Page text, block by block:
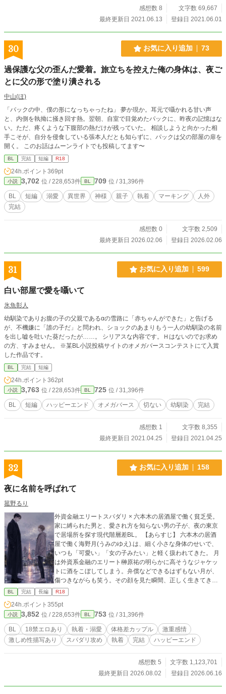
感想数 8
文字数 69,667
最終更新日 2021.06.13
登録日 2021.06.01
30 お気に入り追加 73
過保護な父の歪んだ愛着。旅立ちを控えた俺の身体は、夜ご
とに父の形で塗り潰される
中山(ほ)
「パックの中、僕の形になっちゃったね」 夢か現か。耳元で囁かれる甘い声
と、内側を執拗に掻き回す熱。翌朝、自室で目覚めたパックに、昨夜の記憶はな
い。ただ、疼くような下腹部の熱だけが残っていた。 相談しようと向かった相
手こそが、自分を侵食している張本人だとも知らずに、パックは父の部屋の扉を
開く。 このお話はムーンライトでも投稿してます〜
BL 完結 短編 R18
24h.ポイント 369pt
小説 3,702 位 / 228,653件 BL 709 位 / 31,396件
BL 短編 溺愛 異世界 神様 親子 執着 マーキング
人外
完結
感想数 0
文字数 2,509
最終更新日 2026.02.06
登録日 2026.02.06
31 お気に入り追加 599
白い部屋で愛を囁いて
氷魚彰人
幼馴染でありお腹の子の父親であるαの雪路に「赤ちゃんができた」と告げる
が、不機嫌に「誰の子だ」と問われ、ショックのあまりもう一人の幼馴染の名前
を出し嘘を吐いた葵だったが……。 シリアスな内容です。Ｈはないのでお求め
の方、すみません。 ※某BL小説投稿サイトのオメガバースコンテストにて入賞
した作品です。
BL 完結 短編
24h.ポイント 362pt
小説 3,763 位 / 228,653件 BL 725 位 / 31,396件
BL 短編 ハッピーエンド オメガバース 切ない 幼馴染 完結
感想数 1
文字数 8,355
最終更新日 2021.04.25
登録日 2021.04.25
32 お気に入り追加 158
夜に名前を呼ばれて
菰野るり
外資金融エリートスパダリ × 六本木の居酒屋で働く貧乏受。
家に縛られた男と、愛され方を知らない男の子が、夜の東京
で居場所を探す現代階層差BL。 【あらすじ】 六本木の居酒
屋で働く海野月(うみのゆえ).は、細く小さな身体のせいで、
いつも「可愛い」「女の子みたい」と軽く扱われてきた。 月
は外資系金融のエリート榊原祐の明らかに高そうなジャケッ
トに酒をこぼしてしまう。弁償などできるはずもない月が、
傷つきながらも笑う。その顔を見た瞬間、正しく生きてきた
榊原の中で何かが狂い始めた。 執着激重エリートと可愛くて
可哀想な男の子の倒錯したラブストーリーです、たぶん。あ
とエロいシーンは3話目ぐらいからです。いや4話目からでし
た。だんだんエグくなりそうですが、気持ちはプラトニッ
ク。 可哀想で可愛い月くん。 愛を伝えるの下手な祐さん。
愛のある朝比奈が好き。 オメガバースなら榊原と朝比奈はア
ルファ、月くんはオメガなんだろうなと思ってます。榊原と
は現代日本なのです。現代日本が舞台でしか出せない答えが
ある気がします。 感想もらえたら嬉しいです。
BL 完結 長編 R18
24h.ポイント 355pt
小説 3,852 位 / 228,653件 BL 753 位 / 31,396件
BL 18禁エロあり 執着・溺愛 体格差カップル
激重感情
激しめ性描写あり
スパダリ攻め 執着 完結 ハッピーエンド
感想数 5
文字数 1,123,701
最終更新日 2026.08.02
登録日 2026.06.16